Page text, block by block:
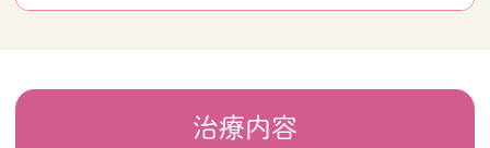
治療内容